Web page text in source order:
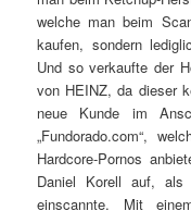
welche man beim
kaufen, sondern
Und so verkaufte der
von HEINZ, da dieser
neue Kunde im
„Fundorado.com“,
Hardcore-Pornos
Daniel Korell auf, als
einscannte. Mit